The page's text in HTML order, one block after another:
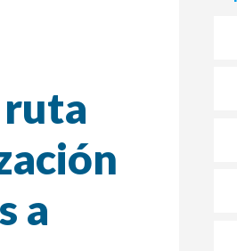
ruta
a